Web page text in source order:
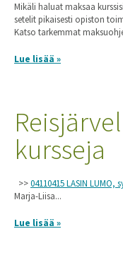
Mikäli haluat maksaa
setelit pikaisesti opiston
Katso tarkemmat
Lue lisää »
kursseja
>>04110415 LASIN LUMO,
Marja-Liisa...
Lue lisää »